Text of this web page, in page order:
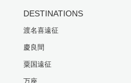
DESTINATIONS
渡名喜遠征
慶良間
粟国遠征
万座